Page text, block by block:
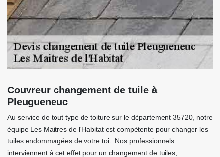
Couvreur changement de tuile à
Pleugueneuc
Au service de tout type de toiture sur le département 35720, notre
équipe Les Maitres de l'Habitat est compétente pour changer les
tuiles endommagées de votre toit. Nos professionnels
interviennent à cet effet pour un changement de tuiles,